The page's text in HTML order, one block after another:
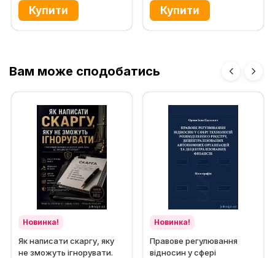
Вам може сподобатись
Новинка!
Як написати скаргу, яку
не зможуть ігнорувати.
Новинка!
Правове регулювання
відносин у сфері